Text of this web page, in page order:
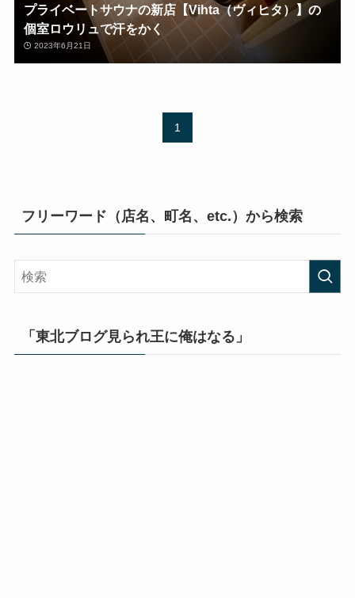
プライベートサウナの新店【Vihta（ヴィヒタ）】の
個室ロウリュで汗をかく
2023年6月21日
1
フリーワード（店名、町名、etc.）から検索
「東北ブログ見られ王に俺はなる」